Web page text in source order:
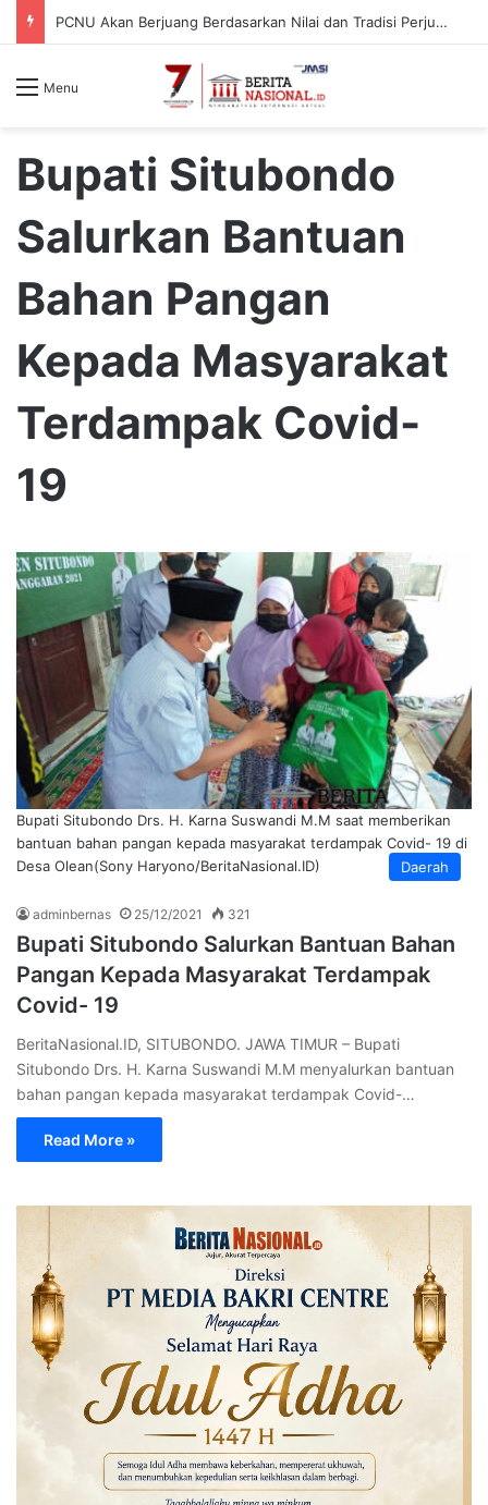
PCNU Akan Berjuang Berdasarkan Nilai dan Tradisi Perjuangan Para Kyai
Menu
Bupati Situbondo
Salurkan Bantuan
Bahan Pangan
Kepada Masyarakat
Terdampak Covid-
19
Daerah
Bupati Situbondo Drs. H. Karna Suswandi M.M saat memberikan
bantuan bahan pangan kepada masyarakat terdampak Covid- 19 di
Desa Olean(Sony Haryono/BeritaNasional.ID)
adminbernas 25/12/2021 321
Bupati Situbondo Salurkan Bantuan Bahan
Pangan Kepada Masyarakat Terdampak
Covid- 19
BeritaNasional.ID, SITUBONDO. JAWA TIMUR – Bupati
Situbondo Drs. H. Karna Suswandi M.M menyalurkan bantuan
bahan pangan kepada masyarakat terdampak Covid-…
Read More »